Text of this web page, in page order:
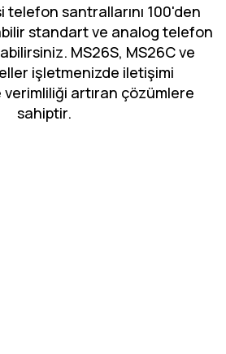
telefon santrallarını 100'den
standart ve analog telefon
MS26S, MS26C ve
işletmenizde iletişimi
verimliliği artıran çözümlere
sahiptir.